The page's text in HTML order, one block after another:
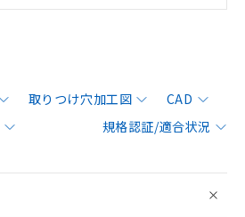
取りつけ穴加工図
CAD
規格認証/適合状況